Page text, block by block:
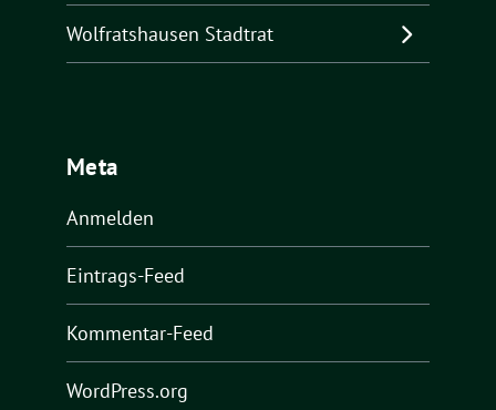
Wolfratshausen Stadtrat
Meta
Anmelden
Eintrags-Feed
Kommentar-Feed
WordPress.org